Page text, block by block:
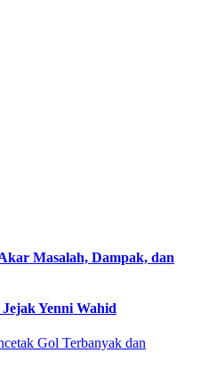
Masalah, Dampak, dan
Yenni Wahid